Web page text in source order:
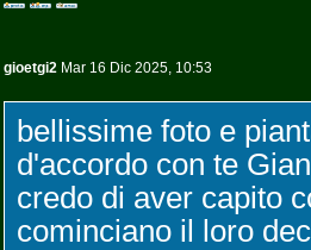
gioetgi2 Mar 16 Dic 2025, 10:53
bellissime foto e
d'accordo con te
credo di aver capito
cominciano il loro